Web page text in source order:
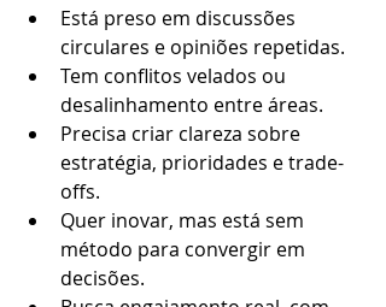
Está preso em discussões
circulares e opiniões repetidas.
Tem conflitos velados ou
desalinhamento entre áreas.
Precisa criar clareza sobre
estratégia, prioridades e trade-
offs.
Quer inovar, mas está sem
método para convergir em
decisões.